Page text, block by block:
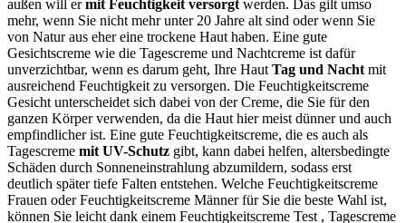
außen will ermit Feuchtigkeit versorgt werden. Das gilt umso
mehr, wenn Sie nicht mehr unter 20 Jahre alt sind oder wenn Sie
von Natur aus eher eine trockene Haut haben. Eine gute
Gesichtscreme wie die Tagescreme und Nachtcreme ist dafür
unverzichtbar, wenn es darum geht, Ihre Haut Tag und Nacht mit
ausreichend Feuchtigkeit zu versorgen. Die Feuchtigkeitscreme
Gesicht unterscheidet sich dabei von der Creme, die Sie für den
ganzen Körper verwenden, da die Haut hier meist dünner und auch
empfindlicher ist. Eine gute Feuchtigkeitscreme, die es auch als
Tagescreme mit UV-Schutz gibt, kann dabei helfen, altersbedingte
Schäden durch Sonneneinstrahlung abzumildern, sodass erst
deutlich später tiefe Falten entstehen. Welche Feuchtigkeitscreme
Frauen oder Feuchtigkeitscreme Männer für Sie die beste Wahl ist,
können Sie leicht dank einem Feuchtigkeitscreme Test , Tagescreme